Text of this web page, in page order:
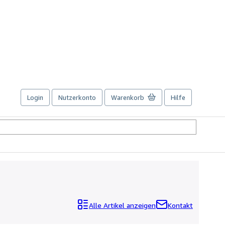
Login Nutzerkonto Warenkorb Hilfe
Alle Artikel anzeigen Kontakt